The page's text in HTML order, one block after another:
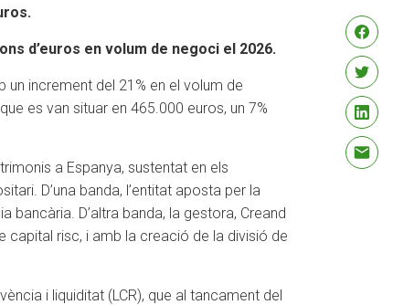
d’euros en volum de negoci el 2026.
un increment del 21% en el volum de
es van situar en 465.000 euros, un 7%
a Espanya, sustentat en els
D’una banda, l’entitat aposta per la
D’altra banda, la gestora, Creand
capital risc, i amb la creació de la divisió de
i liquiditat (LCR), que al tancament del